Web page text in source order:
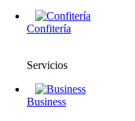
Confitería
Servicios
Business